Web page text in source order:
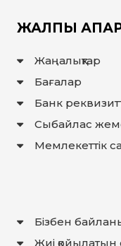
ЖАЛПЫ
Жаңалықтар
Бағалар
Банк
Сыбайлас
Мемлекеттiк
Бізбен
Жиі қойылатын